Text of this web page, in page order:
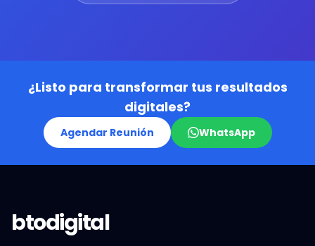
¿Listo para transformar tus resultados
digitales?
Agendar Reunión WhatsApp
btodigital